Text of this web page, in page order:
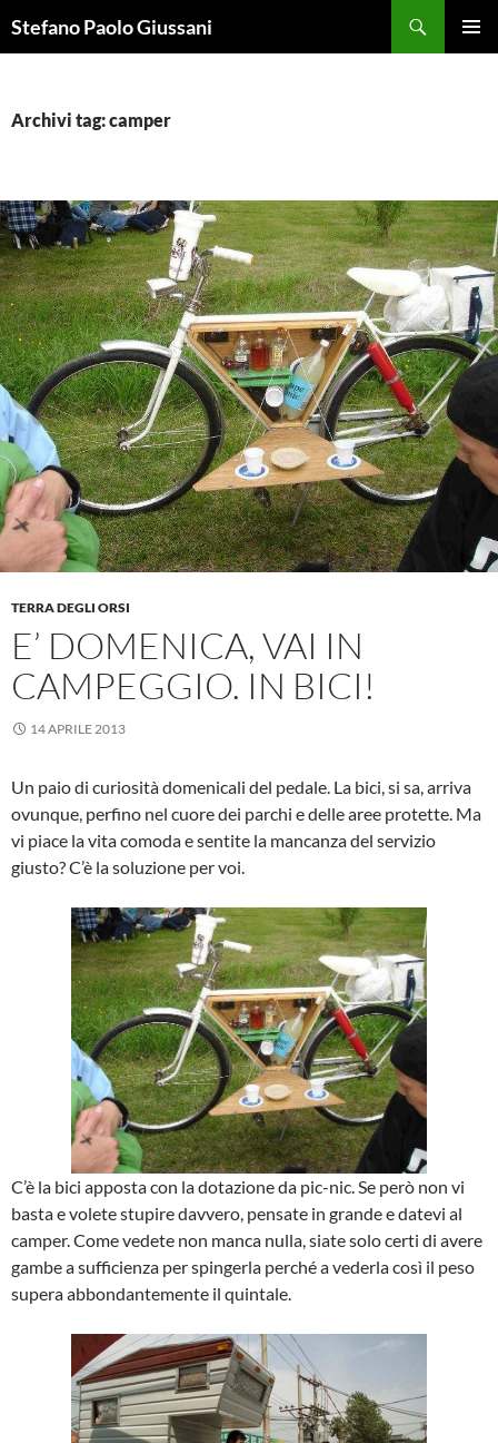
alStefano Paolo Giussani
Archivi tag: camper
TERRA DEGLI ORSI
E’ DOMENICA, VAI IN
CAMPEGGIO. IN BICI!
14 APRILE 2013
Un paio di curiosità domenicali del pedale. La bici, si sa, arriva
ovunque, perfino nel cuore dei parchi e delle aree protette. Ma
vi piace la vita comoda e sentite la mancanza del servizio
giusto? C’è la soluzione per voi.
C’è la bici apposta con la dotazione da pic-nic. Se però non vi
basta e volete stupire davvero, pensate in grande e datevi al
camper. Come vedete non manca nulla, siate solo certi di avere
gambe a sufficienza per spingerla perché a vederla così il peso
supera abbondantemente il quintale.